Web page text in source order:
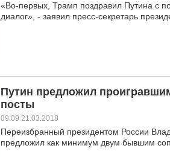
«Во-первых, Трамп поздравил Путина с
диалог», - заявил пресс-секретарь
Путин предложил
посты
09:09 21.03.2018
Переизбранный президентом России
предложил как минимум двум бывшим